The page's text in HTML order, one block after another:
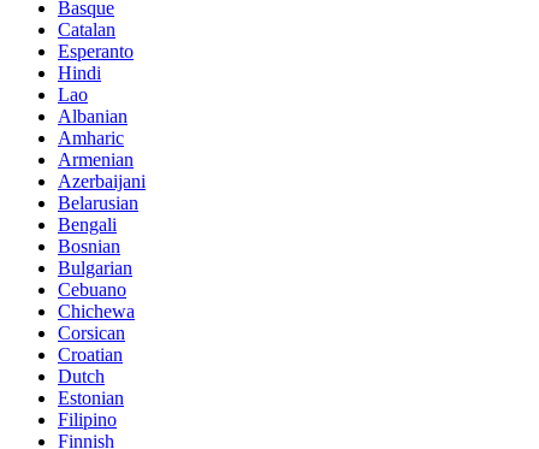
Basque
Catalan
Esperanto
Hindi
Lao
Albanian
Amharic
Armenian
Azerbaijani
Belarusian
Bengali
Bosnian
Bulgarian
Cebuano
Chichewa
Corsican
Croatian
Dutch
Estonian
Filipino
Finnish